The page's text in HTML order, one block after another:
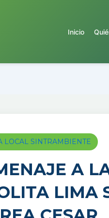
Inicio
LOCAL SINTRAMBIENTE
A
LIMA